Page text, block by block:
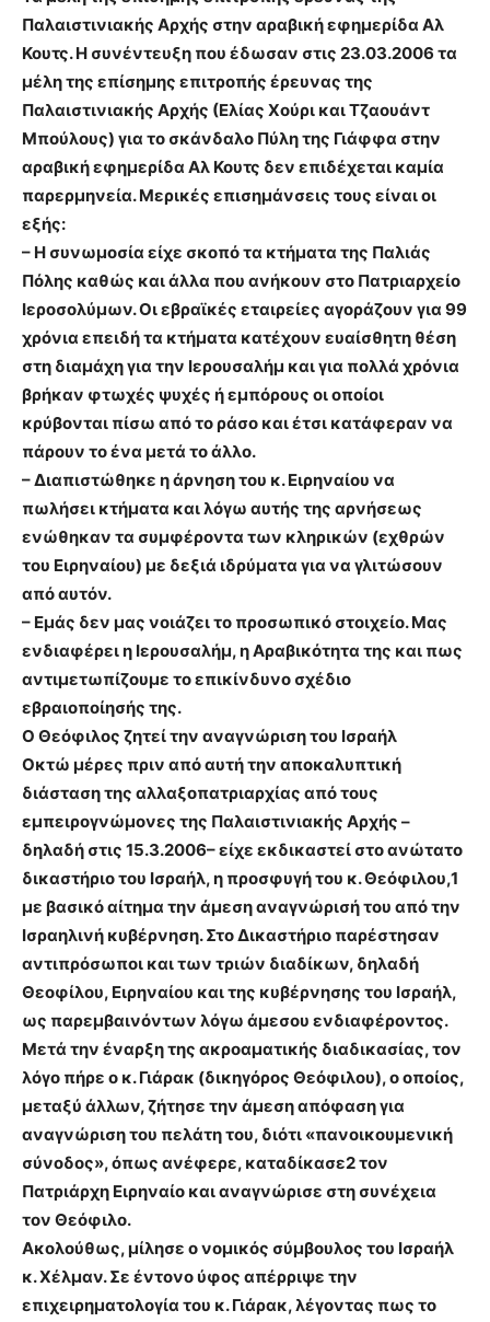
Παλαιστινιακής Αρχής στην αραβική εφημερίδα Αλ
Κουτς. Η συνέντευξη που έδωσαν στις 23.03.2006 τα
μέλη της επίσημης επιτροπής έρευνας της
Παλαιστινιακής Αρχής (Ελίας Χούρι και Τζαουάντ
Μπούλους) για το σκάνδαλο Πύλη της Γιάφφα στην
αραβική εφημερίδα Αλ Κουτς δεν επιδέχεται καμία
παρερμηνεία. Μερικές επισημάνσεις τους είναι οι
εξής:
– Η συνωμοσία είχε σκοπό τα κτήματα της Παλιάς
Πόλης καθώς και άλλα που ανήκουν στο Πατριαρχείο
Ιεροσολύμων. Οι εβραϊκές εταιρείες αγοράζουν για 99
χρόνια επειδή τα κτήματα κατέχουν ευαίσθητη θέση
στη διαμάχη για την Ιερουσαλήμ και για πολλά χρόνια
βρήκαν φτωχές ψυχές ή εμπόρους οι οποίοι
κρύβονται πίσω από το ράσο και έτσι κατάφεραν να
πάρουν το ένα μετά το άλλο.
– Διαπιστώθηκε η άρνηση του κ. Ειρηναίου να
πωλήσει κτήματα και λόγω αυτής της αρνήσεως
ενώθηκαν τα συμφέροντα των κληρικών (εχθρών
του Ειρηναίου) με δεξιά ιδρύματα για να γλιτώσουν
από αυτόν.
– Εμάς δεν μας νοιάζει το προσωπικό στοιχείο. Μας
ενδιαφέρει η Ιερουσαλήμ, η Αραβικότητα της και πως
αντιμετωπίζουμε το επικίνδυνο σχέδιο
εβραιοποίησής της.
Ο Θεόφιλος ζητεί την αναγνώριση του Ισραήλ
Οκτώ μέρες πριν από αυτή την αποκαλυπτική
διάσταση της αλλαξοπατριαρχίας από τους
εμπειρογνώμονες της Παλαιστινιακής Αρχής –
δηλαδή στις 15.3.2006– είχε εκδικαστεί στο ανώτατο
δικαστήριο του Ισραήλ, η προσφυγή του κ. Θεόφιλου,1
με βασικό αίτημα την άμεση αναγνώρισή του από την
Ισραηλινή κυβέρνηση. Στο Δικαστήριο παρέστησαν
αντιπρόσωποι και των τριών διαδίκων, δηλαδή
Θεοφίλου, Ειρηναίου και της κυβέρνησης του Ισραήλ,
ως παρεμβαινόντων λόγω άμεσου ενδιαφέροντος.
Μετά την έναρξη της ακροαματικής διαδικασίας, τον
λόγο πήρε ο κ. Γιάρακ (δικηγόρος Θεόφιλου), ο οποίος,
μεταξύ άλλων, ζήτησε την άμεση απόφαση για
αναγνώριση του πελάτη του, διότι «πανοικουμενική
σύνοδος», όπως ανέφερε, καταδίκασε2 τον
Πατριάρχη Ειρηναίο και αναγνώρισε στη συνέχεια
τον Θεόφιλο.
Ακολούθως, μίλησε ο νομικός σύμβουλος του Ισραήλ
κ. Χέλμαν. Σε έντονο ύφος απέρριψε την
επιχειρηματολογία του κ. Γιάρακ, λέγοντας πως το